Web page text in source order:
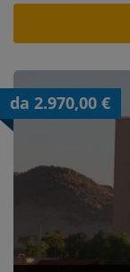
da 2.970,00 €